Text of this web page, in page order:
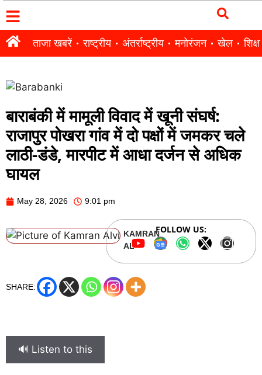
ताजा खबरें राष्ट्रीय अंतर्राष्ट्रीय मनोरंजन खेल शिक्षा
बाराबंकी में मामूली विवाद में खूनी संघर्ष:
राजापुर पोखरा गांव में दो पक्षों में जमकर चले
लाठी-डंडे, मारपीट में आधा दर्जन से अधिक
घायल
May 28, 2026 9:01 pm
KAMRAN
ALVI
FOLLOW US:
SHARE:
🔊 Listen to this